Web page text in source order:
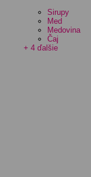
Sirupy
Med
Medovina
Čaj
+ 4 ďalšie